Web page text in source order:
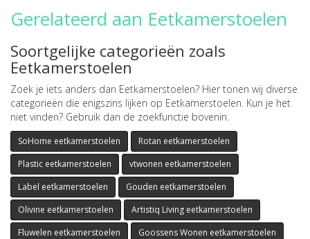
Gerelateerd aan Eetkamerstoelen
Soortgelijke categorieën zoals
Eetkamerstoelen
Zoek je iets anders dan Eetkamerstoelen? Hier tonen wij diverse
categorieën die enigszins lijken op Eetkamerstoelen. Kun je het
niet vinden? Gebruik dan de zoekfunctie bovenin.
SoHome eetkamerstoelen
Rotan eetkamerstoelen
Plastic eetkamerstoelen
vtwonen eetkamerstoelen
Label eetkamerstoelen
Gouden eetkamerstoelen
Olivine eetkamerstoelen
Artistiq Living eetkamerstoelen
Fluwelen eetkamerstoelen
Goossens Wonen eetkamerstoelen